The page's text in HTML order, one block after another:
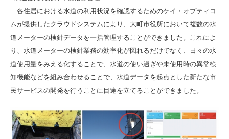
各住居における水道の利用状況を確認するためのケイ・オプティコ
ムが提供したクラウドシステムにより、大町市役所において複数の水
道メーターの検針データを一括管理することができました。これによ
り、水道メーターの検針業務の効率化が図れるだけでなく、日々の水
道使用量をみえる化することで、水道の使い過ぎや未使用時の異常検
知機能などを組み合わせることで、水道データを起点とした新たな市
民サービスの開発を行うことに目途を立てることができました。